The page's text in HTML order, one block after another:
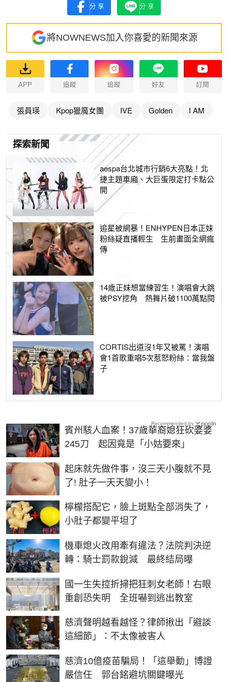
分享 分享
將NOWNEWS加入你喜愛的新聞來源
APP 追蹤 追蹤 好友 訂閱
張員瑛 Kpop獵魔女團 IVE Golden I AM
探索新聞
aespa台北城市行銷6大亮點！北
捷主題車廂、大巨蛋限定打卡點公
開
追星被網暴！ENHYPEN日本正妹
粉絲疑直播輕生 生前畫面全網瘋
傳
14歲正妹想當練習生！演唱會大跳
被PSY挖角 熱舞片破1100萬點閱
CORTIS出道沒1年又被罵！演唱
會1首歌重唱5次惹怒粉絲：當我盤
子
賓州駭人血案！37歲華裔媳狂砍婆婆
245刀 起因竟是「小姑要來」
起床就先做件事，沒三天小腹就不見
了! 肚子一天天變小！
PR
檸檬搭配它，臉上斑點全部消失了，
小肚子都變平坦了
PR
機車熄火改用牽有違法？法院判決逆
轉：騎士罰款銳減 最終結局曝
國一生失控折掃把狂刺女老師！右眼
重創恐失明 全班嚇到逃出教室
慈濟聲明越看越怪？律師揪出「避談
這細節」：不太像被害人
慈濟10億疫苗騙局！「這舉動」博證
嚴信任 郭台銘避坑關鍵曝光
Recommended by